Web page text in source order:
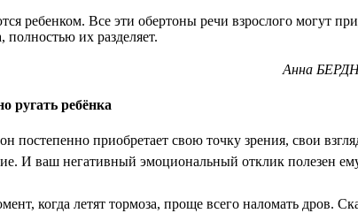
ребенком. Все эти обертоны речи взрослого могут
полно­стью их разделяет.
Анна
ругать ребёнка
постепенно приобретает свою точку зрения, свои
И ваш нега­тивный эмоциональный отклик полезен
когда летят тормо­за, проще всего наломать дров.